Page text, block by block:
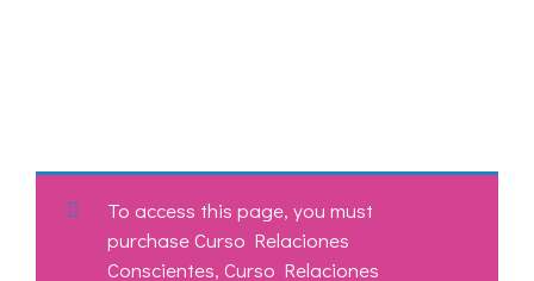
To access this page, you must
purchaseCurso Relaciones
Conscientes, Curso Relaciones